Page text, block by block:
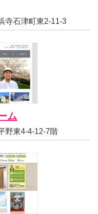
寺石津町東2-11-3
ム
野東4-4-12-7階